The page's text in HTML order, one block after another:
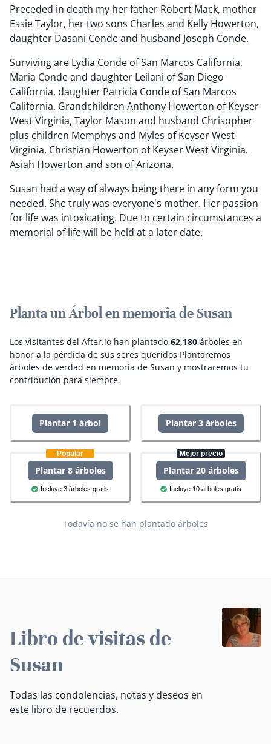
Preceded in death my her father Robert Mack, mother
Essie Taylor, her two sons Charles and Kelly Howerton,
daughter Dasani Conde and husband Joseph Conde.
Surviving are Lydia Conde of San Marcos California,
Maria Conde and daughter Leilani of San Diego
California, daughter Patricia Conde of San Marcos
California. Grandchildren Anthony Howerton of Keyser
West Virginia, Taylor Mason and husband Chrisopher
plus children Memphys and Myles of Keyser West
Virginia, Christian Howerton of Keyser West Virginia.
Asiah Howerton and son of Arizona.
Susan had a way of always being there in any form you
needed. She truly was everyone's mother. Her passion
for life was intoxicating. Due to certain circumstances a
memorial of life will be held at a later date.
Planta un Árbol en memoria de Susan
Los visitantes del After.io han plantado 62,180 árboles en
honor a la pérdida de sus seres queridos Plantaremos
árboles de verdad en memoria de Susan y mostraremos tu
contribución para siempre.
Plantar 1 árbol Plantar 3 árboles
Popular
Plantar 8 árboles
Incluye 3 árboles gratis
Mejor precio
Plantar 20 árboles
Incluye 10 árboles gratis
Todavía no se han plantado árboles
Libro de visitas de
Susan
Todas las condolencias, notas y deseos en
este libro de recuerdos.